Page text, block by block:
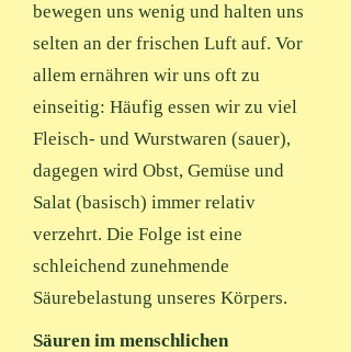
bewegen uns wenig und halten uns
selten an der frischen Luft auf. Vor
allem ernähren wir uns oft zu
einseitig: Häufig essen wir zu viel
Fleisch- und Wurstwaren (sauer),
dagegen wird Obst, Gemüse und
Salat (basisch) immer relativ
verzehrt. Die Folge ist eine
schleichend zunehmende
Säurebelastung unseres Körpers.
Säuren im menschlichen